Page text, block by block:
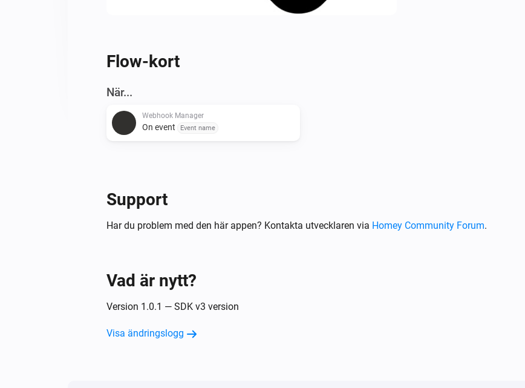
Flow-kort
När...
Webhook Manager
On event Event name
Support
Har du problem med den här appen? Kontakta utvecklaren via Homey Community Forum.
Vad är nytt?
Version 1.0.1 — SDK v3 version
Visa ändringslogg